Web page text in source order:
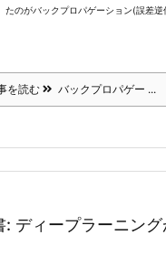
たのがバックプロパゲーション(誤差逆
を読む バックプロパゲー ...
ディープラーニン